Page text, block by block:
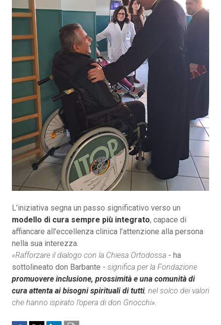
L’iniziativa segna un passo significativo verso un
modello di cura sempre più integrato, capace di
affiancare all’eccellenza clinica l’attenzione alla persona
nella sua interezza.
«Rafforzare il dialogo con la Chiesa Ortodossa - ha
sottolineato don Barbante - significa per la Fondazione
promuovere inclusione, prossimità e una comunità di
cura attenta ai bisogni spirituali di tutti, nel solco dei valori
che hanno ispirato l’opera di don Gnocchi»